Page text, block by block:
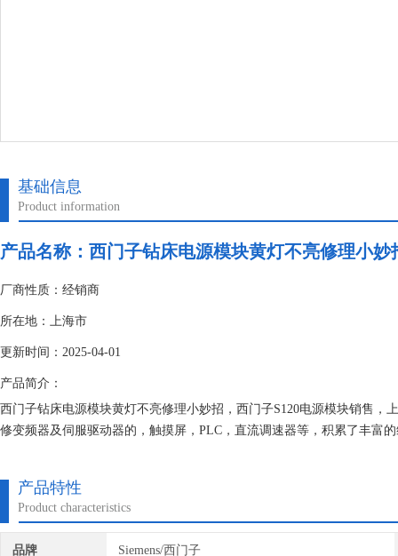
基础信息
Product information
产品名称： 西门子钻床电源模块黄灯不亮修理小妙
厂商性质：经销商
所在地：上海市
更新时间：2025-04-01
产品简介：
西门子钻床电源模块黄灯不亮修理小妙招，西门子S120电源模块销售
修变频器及伺服驱动器的，触摸屏，PLC，直流调速器等，积累了丰富
产品特性
Product characteristics
品牌 Siemens/西门子